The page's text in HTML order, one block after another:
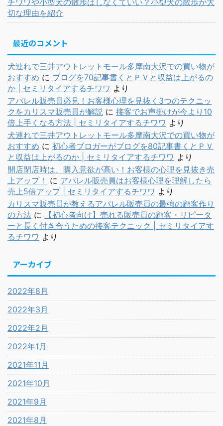
チワワや小型犬の散歩はしなくていい？小型犬の散歩が大
切な理由を紹介
最近のコメント
犬連れで三井アウトレットモール多摩南大沢での買い物が
おすすめ に ブログを70記事書くとＰＶと収益は上がるの
か | セミリタイアするチワワ より
アパレル販売員必見！お客様心理を見抜く3つのテクニッ
クをカリスマ販売員が解説 に 接客でお声掛けが今より10
倍上手くなる方法 | セミリタイアするチワワ より
犬連れで三井アウトレットモール多摩南大沢での買い物が
おすすめ に 初心者ブロガーがブログを80記事書くとＰＶ
と収益は上がるのか | セミリタイアするチワワ より
開店閉店時は、購入意欲が高い！お客様の心理を見抜き売
上アップ！
に アパレル販売員はお客様心理を理解したら
売上5倍アップ | セミリタイアするチワワ より
カリスマ販売員が教えるアパレル販売員の最強の顧客作り
の方法 に
【初心者向け】売れる販売員の顧客・リピータ
ーと長く付き合うための接客テクニック | セミリタイアす
るチワワ より
アーカイブ
2022年8月
2022年3月
2022年2月
2022年1月
2021年11月
2021年10月
2021年9月
2021年8月